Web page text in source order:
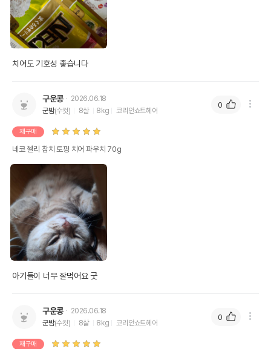
치어도 기호성 좋습니다
구운콩
2026.06.18
군밤(수컷) 8살 8kg 코리안쇼트헤어
재구매
네코 젤리 참치 토핑 치어 파우치 70g
아기들이 너무 잘먹어요 굿
0
구운콩
2026.06.18
군밤(수컷) 8살 8kg 코리안쇼트헤어
재구매
0